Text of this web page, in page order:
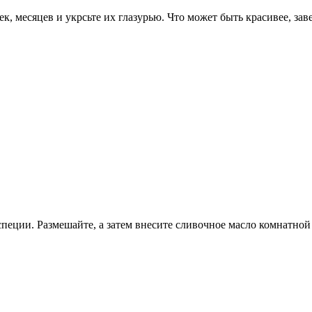
месяцев и укрсьте их глазурью. Что может быть красивее,
Размешайте, а затем внесите сливочное масло